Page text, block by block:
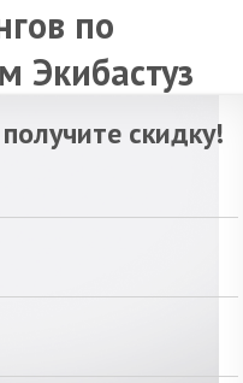
по
Экибастуз
скидку!